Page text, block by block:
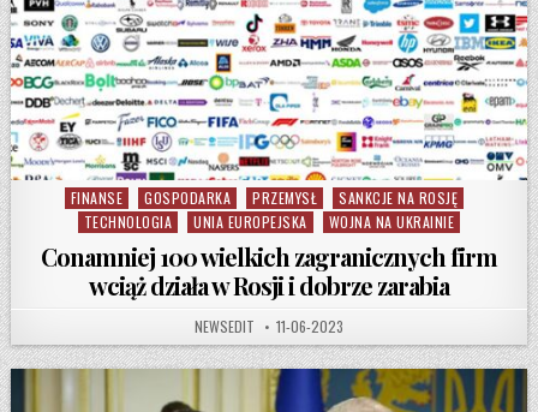
Posted in
FINANSE GOSPODARKA PRZEMYSŁ
SANKCJE NA ROSJĘ
TECHNOLOGIA
UNIA EUROPEJSKA WOJNA NA UKRAINIE
Conamniej 100 wielkich zagranicznych firm
wciąż działa w Rosji i dobrze zarabia
AUTHOR:
NEWSEDIT PUBLISHED DATE:
11-06-2023